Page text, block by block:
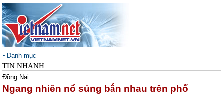
Danh mục
TIN NHANH
Đồng Nai:
Ngang nhiên nổ súng bắn nhau trên phố